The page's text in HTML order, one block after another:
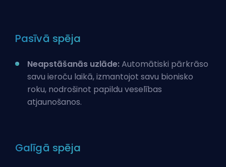
Pasīvā spēja
Neapstāšanās uzlāde:Automātiski pārkrāso
savu ieroču laikā, izmantojot savu bionisko
roku, nodrošinot papildu veselības
atjaunošanos.
Galīgā spēja